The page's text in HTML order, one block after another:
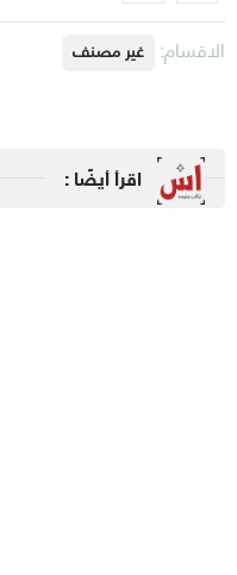
غير مصنف
اقرأ أيضًا :